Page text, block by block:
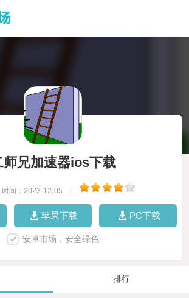
师兄加速器ios下载
时间：2023-12-05
苹果下载 PC下载
安卓市场，安全绿色
排行